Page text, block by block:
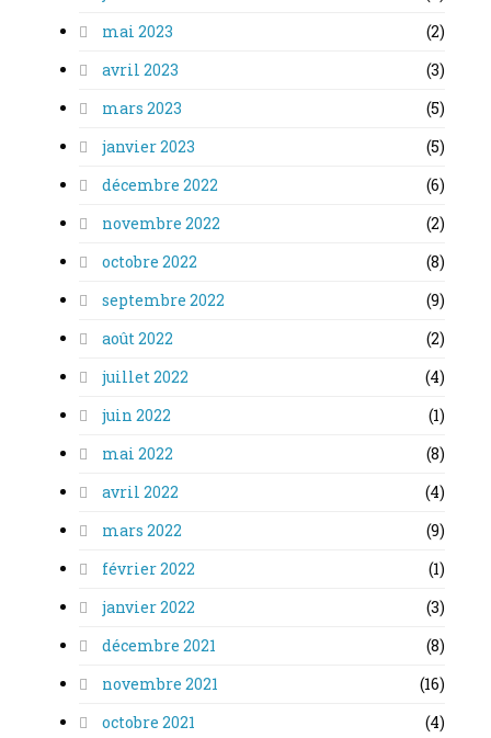
mai 2023
(2)
avril 2023
(3)
mars 2023
(5)
janvier 2023
(5)
décembre 2022
(6)
novembre 2022
(2)
octobre 2022
(8)
septembre 2022
(9)
août 2022
(2)
juillet 2022
(4)
juin 2022
(1)
mai 2022
(8)
avril 2022
(4)
mars 2022
(9)
février 2022
(1)
janvier 2022
(3)
décembre 2021
(8)
novembre 2021
(16)
octobre 2021
(4)